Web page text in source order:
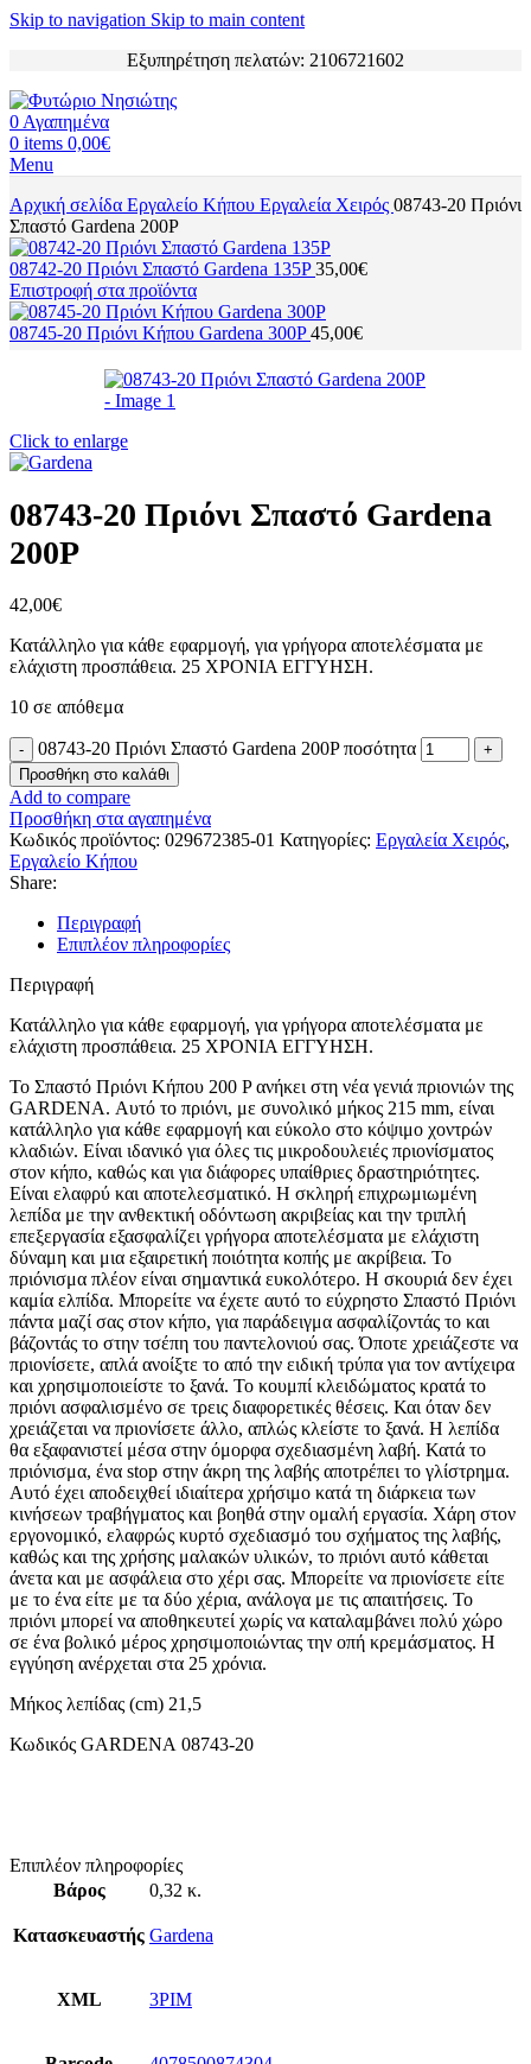
Skip to navigation Skip to main content
Εξυπηρέτηση πελατών: 2106721602
0 Αγαπημένα
0 items 0,00€
Menu
Αρχική σελίδα Εργαλείο Κήπου Εργαλεία Χειρός 08743-20 Πριόνι
Σπαστό Gardena 200P
08742-20 Πριόνι Σπαστό Gardena 135P35,00€
Επιστροφή στα προϊόντα
08745-20 Πριόνι Κήπου Gardena 300P45,00€
Click to enlarge
08743-20 Πριόνι Σπαστό Gardena
200P
42,00€
Κατάλληλο για κάθε εφαρμογή, για γρήγορα αποτελέσματα με
ελάχιστη προσπάθεια. 25 ΧΡΟΝΙΑ ΕΓΓΥΗΣΗ.
10 σε απόθεμα
08743-20 Πριόνι Σπαστό Gardena 200P ποσότητα
Προσθήκη στο καλάθι
Add to compare
Προσθήκη στα αγαπημένα
Κωδικός προϊόντος: 029672385-01 Κατηγορίες: Εργαλεία Χειρός,
Εργαλείο Κήπου
Share:
Περιγραφή
Επιπλέον πληροφορίες
Περιγραφή
Κατάλληλο για κάθε εφαρμογή, για γρήγορα αποτελέσματα με
ελάχιστη προσπάθεια. 25 ΧΡΟΝΙΑ ΕΓΓΥΗΣΗ.
Το Σπαστό Πριόνι Κήπου 200 P ανήκει στη νέα γενιά πριονιών της
GARDENA. Αυτό το πριόνι, με συνολικό μήκος 215 mm, είναι
κατάλληλο για κάθε εφαρμογή και εύκολο στο κόψιμο χοντρών
κλαδιών. Είναι ιδανικό για όλες τις μικροδουλειές πριονίσματος
στον κήπο, καθώς και για διάφορες υπαίθριες δραστηριότητες.
Είναι ελαφρύ και αποτελεσματικό. Η σκληρή επιχρωμιωμένη
λεπίδα με την ανθεκτική οδόντωση ακριβείας και την τριπλή
επεξεργασία εξασφαλίζει γρήγορα αποτελέσματα με ελάχιστη
δύναμη και μια εξαιρετική ποιότητα κοπής με ακρίβεια. Το
πριόνισμα πλέον είναι σημαντικά ευκολότερο. Η σκουριά δεν έχει
καμία ελπίδα. Μπορείτε να έχετε αυτό το εύχρηστο Σπαστό Πριόνι
πάντα μαζί σας στον κήπο, για παράδειγμα ασφαλίζοντάς το και
βάζοντάς το στην τσέπη του παντελονιού σας. Όποτε χρειάζεστε να
πριονίσετε, απλά ανοίξτε το από την ειδική τρύπα για τον αντίχειρα
και χρησιμοποιείστε το ξανά. Το κουμπί κλειδώματος κρατά το
πριόνι ασφαλισμένο σε τρεις διαφορετικές θέσεις. Και όταν δεν
χρειάζεται να πριονίσετε άλλο, απλώς κλείστε το ξανά. Η λεπίδα
θα εξαφανιστεί μέσα στην όμορφα σχεδιασμένη λαβή. Κατά το
πριόνισμα, ένα stop στην άκρη της λαβής αποτρέπει το γλίστρημα.
Αυτό έχει αποδειχθεί ιδιαίτερα χρήσιμο κατά τη διάρκεια των
κινήσεων τραβήγματος και βοηθά στην ομαλή εργασία. Χάρη στον
εργονομικό, ελαφρώς κυρτό σχεδιασμό του σχήματος της λαβής,
καθώς και της χρήσης μαλακών υλικών, το πριόνι αυτό κάθεται
άνετα και με ασφάλεια στο χέρι σας. Μπορείτε να πριονίσετε είτε
με το ένα είτε με τα δύο χέρια, ανάλογα με τις απαιτήσεις. Το
πριόνι μπορεί να αποθηκευτεί χωρίς να καταλαμβάνει πολύ χώρο
σε ένα βολικό μέρος χρησιμοποιώντας την οπή κρεμάσματος. Η
εγγύηση ανέρχεται στα 25 χρόνια.
Μήκος λεπίδας (cm) 21,5
Κωδικός GARDENA 08743-20
Επιπλέον πληροφορίες
Βάρος
0,32 κ.
Κατασκευαστής Gardena
XML 3PIM